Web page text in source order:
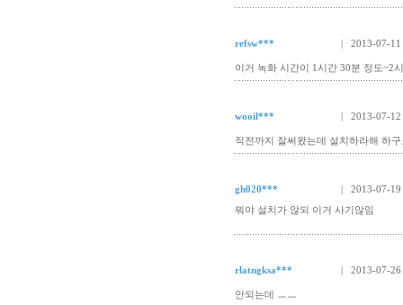
refsw*** | 2013-07-11
이거 녹화 시간이 1시간 30분 정도~2
wooil*** | 2013-07-12
직전까지 잘써왔는데 설치하라해 하
gh020***
| 2013-07-19
뭐야 설치가 않되 이거 사기않임
rlatngksa*** | 2013-07-26
안되는데 ㅡㅡ